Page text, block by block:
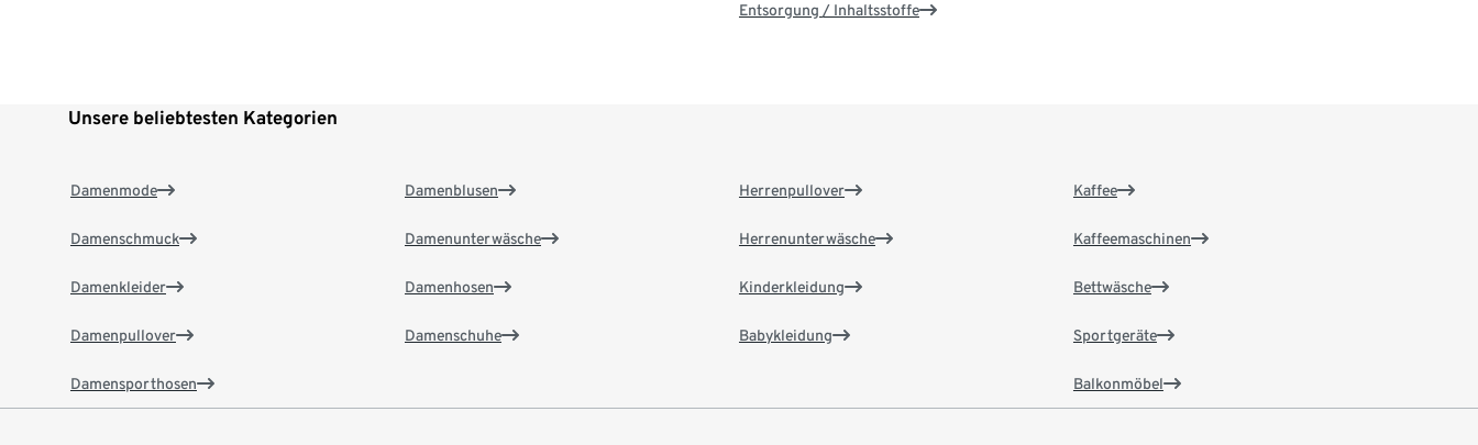
Entsorgung / Inhaltsstoffe
Unsere beliebtesten Kategorien
Damenmode
Damenschmuck
Damenkleider
Damenpullover
Damensporthosen
Damenblusen
Damenunterwäsche
Damenhosen
Damenschuhe
Herrenpullover
Herrenunterwäsche
Kinderkleidung
Babykleidung
Kaffee
Kaffeemaschinen
Bettwäsche
Sportgeräte
Balkonmöbel